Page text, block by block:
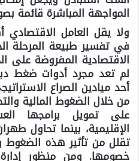
المواجهة المباشرة قائمة
ولا يقل العامل
في تفسير طبيعة المرحلة
الاقتصادية المفروضة على
لم تعد مجرد أدوات ضغط
أحد ميادين الصراع
من خلال الضغوط المالية
على تمويل برامجها
الإقليمية، بينما تحاول
تقلل من تأثير هذه الضغوط
خصومها. ومن منظور